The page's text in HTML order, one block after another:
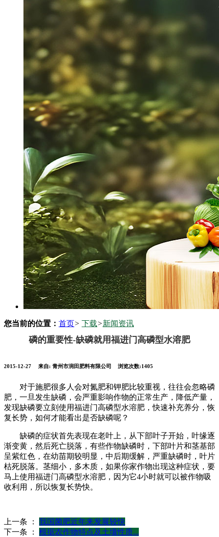
您当前的位置： 首页> 下载>新闻资讯
磷的重要性-缺磷就用福进门高磷型水溶肥
2015-12-27 来自: 青州市润田肥料有限公司 浏览次数:1405
对于施肥很多人会对氮肥和钾肥比较重视，往往会忽略磷
肥，一旦发生缺磷，会严重影响作物的正常生产，降低产量，
发现缺磷要立刻使用福进门高磷型水溶肥，快速补充养分，恢
复长势，如何才能看出是否缺磷呢？
缺磷的症状首先表现在老叶上，从下部叶子开始，叶缘逐
渐变黄，然后死亡脱落，有些作物缺磷时，下部叶片和茎基部
呈紫红色，在幼苗期较明显，中后期缓解，严重缺磷时，叶片
枯死脱落。茎细小，多木质，如果你家作物出现这种症状，要
马上使用福进门高磷型水溶肥，因为它4小时就可以被作物吸
收利用，所以恢复长势快。
上一条 ：
我国菌肥近年来发展较快
下一条 ：
根据农作物特点及土壤性质...